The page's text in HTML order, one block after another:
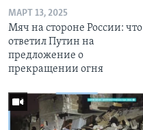
МАРТ 13, 2025
Мяч на стороне России: что
ответил Путин на
предложение о
прекращении огня